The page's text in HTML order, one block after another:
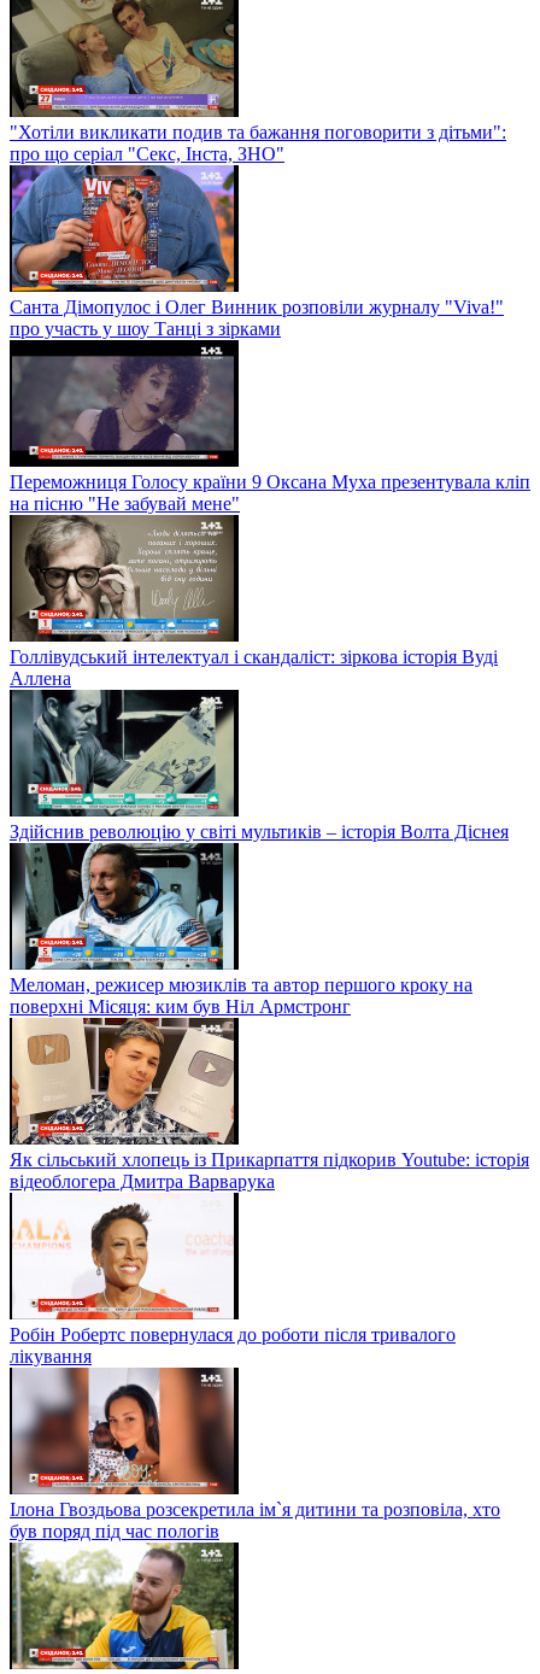
"Хотіли викликати подив та бажання поговорити з дітьми":
про що серіал "Секс, Інста, ЗНО"
Санта Дімопулос і Олег Винник розповіли журналу "Viva!"
про участь у шоу Танці з зірками
Переможниця Голосу країни 9 Оксана Муха презентувала кліп
на пісню "Не забувай мене"
Голлівудський інтелектуал і скандаліст: зіркова історія Вуді
Аллена
Здійснив революцію у світі мультиків – історія Волта Діснея
Меломан, режисер мюзиклів та автор першого кроку на
поверхні Місяця: ким був Ніл Армстронг
Як сільський хлопець із Прикарпаття підкорив Youtube: історія
відеоблогера Дмитра Варварука
Робін Робертс повернулася до роботи після тривалого
лікування
Ілона Гвоздьова розсекретила ім`я дитини та розповіла, хто
був поряд під час пологів